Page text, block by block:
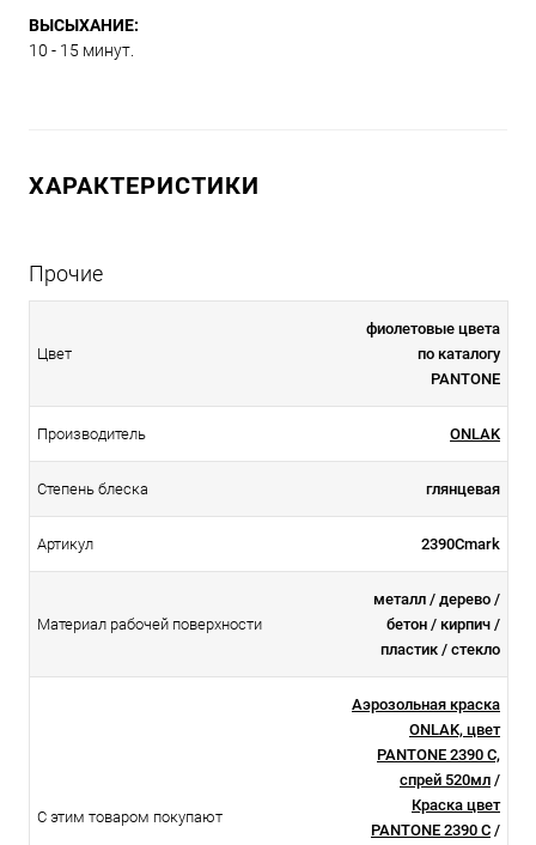
ВЫСЫХАНИЕ:
10 - 15 минут.
ХАРАКТЕРИСТИКИ
Прочие
Цвет
фиолетовые цвета
по каталогу
PANTONE
Производитель ONLAK
Степень блеска глянцевая
Артикул 2390Cmark
Материал рабочей поверхности
металл / дерево /
бетон / кирпич /
пластик / стекло
С этим товаром покупают
Аэрозольная краска
ONLAK, цвет
PANTONE 2390 C,
спрей 520мл /
Краска цвет
PANTONE 2390 C /